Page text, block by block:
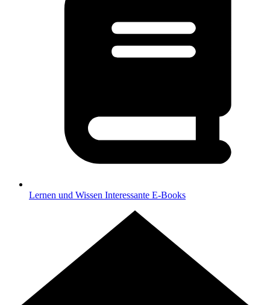
Lernen und Wissen Interessante E-Books